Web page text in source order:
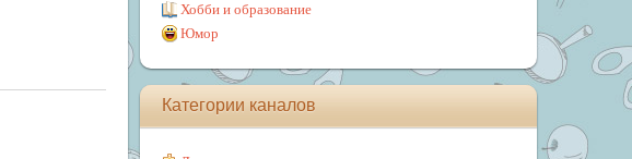
Хобби и образование
Юмор
Категории каналов